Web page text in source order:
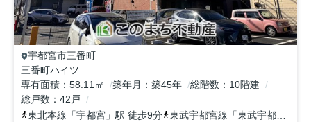
宇都宮市三番町
三番町ハイツ
専有面積
58.11㎡ 築年月 築45年 総階数
10階建
総戸数
42戸
東北本線 「宇都宮 」駅 徒歩9分 東武宇都宮線 「東武宇都宮